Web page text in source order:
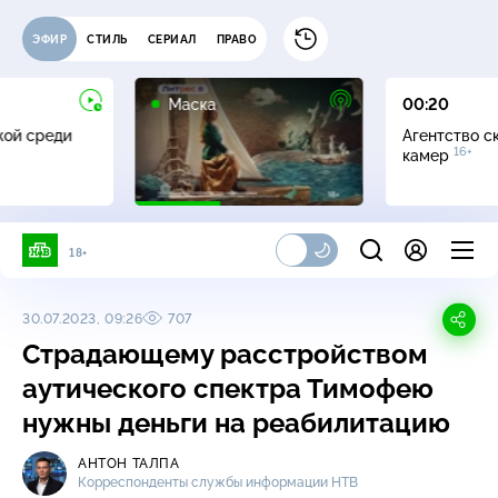
ЭФИР СТИЛЬ СЕРИАЛ ПРАВО
среди
Маска
00:20
Агентство
камер 16+
18+
30.07.2023, 09:26 707
Страдающему расстройством
аутического спектра Тимофею
нужны деньги на реабилитацию
АНТОН ТАЛПА
Корреспонденты службы информации НТВ